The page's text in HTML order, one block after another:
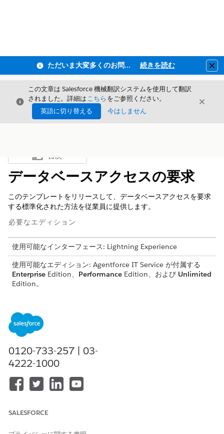
ただいま大変多くのお問い合わせをいただいており、ご連絡までにお時間を頂戴しております 続きを読む
閉じる
この文章は Salesforce 機械翻訳システムを使用して翻訳
されました。詳細はこちら をご参照ください。
英語に切り替える
今はしません
閉じる
目次を表示
目次
データベースアクセスの要求
このテンプレートをリリースして、データベースアクセスを要求
する標準化された方法を従業員に提供します。
必要なエディション
使用可能なインターフェース: Lightning Experience
使用可能なエディション: Agentforce IT Service が付属する
Enterprise Edition、 Performance Edition、および Unlimited
Edition。
ユーザーの詳細を取得するサービス要求レコードが作成されま
す。テンプレートに含まれている内容を確認します。
受入属性
このテンプレートの受入フォームでは、従業員から次の詳細を取
Database Name (データベース名): アクセスが要求されるデ
環境: データベースが配置されている特定の環境 (本番、開
アクセス種別: 必要なデータベースアクセスのレベルまたは種
0120-733-257 | 03-
4222-1000
SALESFORCE